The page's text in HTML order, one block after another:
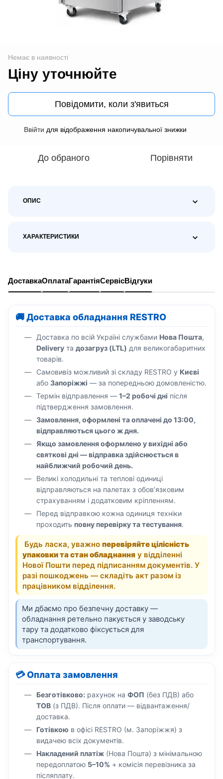
Немає в наявності
Ціну уточнюйте
Повідомити, коли з'явиться
Ввійти для відображення накопичувальної знижки
До обраного Порівняти
ОПИС
ХАРАКТЕРИСТИКИ
ДоставкаОплатаГарантіяСервісВідгуки
🚚 Доставка обладнання RESTRO
Доставка по всій Україні службами Нова Пошта,
Delivery та дозагруз (LTL) для великогабаритних
товарів.
Самовивіз можливий зі складу RESTRO у Києві
або Запоріжжі — за попередньою домовленістю.
Термін відправлення — 1–2 робочі дні після
підтвердження замовлення.
Замовлення, оформлені та оплачені до 13:00,
відправляються цього ж дня.
Якщо замовлення оформлено у вихідні або
святкові дні — відправка здійснюється в
найближчий робочий день.
Великі холодильні та теплові одиниці
відправляються на палетах з обов’язковим
страхуванням і додатковим кріпленням.
Перед відправкою кожна одиниця техніки
проходить повну перевірку та тестування.
Будь ласка, уважно перевіряйте цілісність
упаковки та стан обладнання у відділенні
Нової Пошти перед підписанням документів. У
разі пошкоджень — складіть акт разом із
працівником відділення.
Ми дбаємо про безпечну доставку —
обладнання ретельно пакується у заводську
тару та додатково фіксується для
транспортування.
💳 Оплата замовлення
Безготівково: рахунок на ФОП (без ПДВ) або
ТОВ (з ПДВ). Після оплати — відвантаження/
доставка.
Готівкою в офісі RESTRO (м. Запоріжжя) з
видачею всіх документів.
Накладений платіж (Нова Пошта) з мінімальною
передоплатою 5–10% + комісія перевізника за
післяплату.